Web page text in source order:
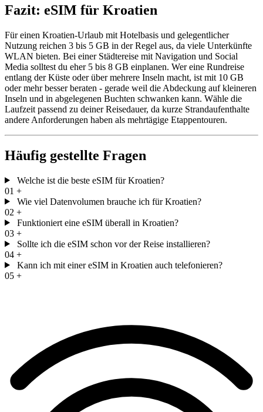
Fazit: eSIM für Kroatien
Für einen Kroatien-Urlaub mit Hotelbasis und gelegentlicher
Nutzung reichen 3 bis 5 GB in der Regel aus, da viele Unterkünfte
WLAN bieten. Bei einer Städtereise mit Navigation und Social
Media solltest du eher 5 bis 8 GB einplanen. Wer eine Rundreise
entlang der Küste oder über mehrere Inseln macht, ist mit 10 GB
oder mehr besser beraten - gerade weil die Abdeckung auf kleineren
Inseln und in abgelegenen Buchten schwanken kann. Wähle die
Laufzeit passend zu deiner Reisedauer, da kurze Strandaufenthalte
andere Anforderungen haben als mehrtägige Etappentouren.
Häufig gestellte Fragen
Welche ist die beste eSIM für Kroatien?
01 +
Wie viel Datenvolumen brauche ich für Kroatien?
02 +
Funktioniert eine eSIM überall in Kroatien?
03 +
Sollte ich die eSIM schon vor der Reise installieren?
04 +
Kann ich mit einer eSIM in Kroatien auch telefonieren?
05 +